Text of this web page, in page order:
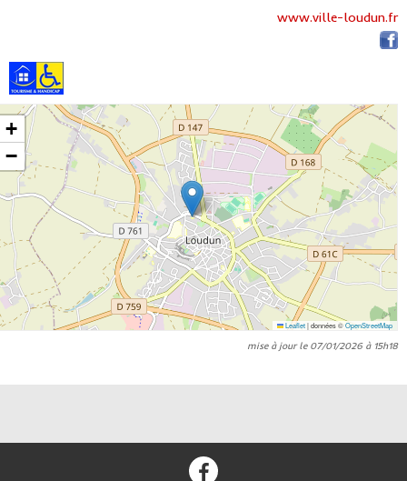
www.ville-loudun.fr
+
−
Leaflet|données ©OpenStreetMap
mise à jour le 07/01/2026 à 15h18